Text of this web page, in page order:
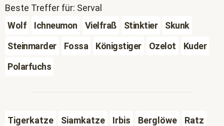
Beste Treffer für: Serval
Wolf
Ichneumon Vielfraß Stinktier
Skunk
Steinmarder
Fossa Königstiger Ozelot
Kuder
Polarfuchs
Tigerkatze Siamkatze Irbis Berglöwe
Ratz